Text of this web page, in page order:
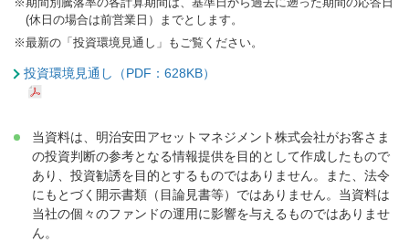
(休日の場合は前営業日）までとします。
※最新の「投資環境見通し」もご覧ください。
投資環境見通し（PDF：628KB）
当資料は、明治安田アセットマネジメント株式会社がお客さま
の投資判断の参考となる情報提供を目的として作成したもので
あり、投資勧誘を目的とするものではありません。また、法令
にもとづく開示書類（目論見書等）ではありません。当資料は
当社の個々のファンドの運用に影響を与えるものではありませ
ん。